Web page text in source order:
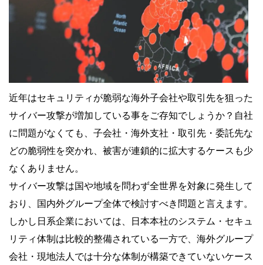
近年はセキュリティが脆弱な海外子会社や取引先を狙った
サイバー攻撃が増加している事をご存知でしょうか？自社
に問題がなくても、子会社・海外支社・取引先・委託先な
どの脆弱性を突かれ、被害が連鎖的に拡大するケースも少
なくありません。
サイバー攻撃は国や地域を問わず全世界を対象に発生して
おり、国内外グループ全体で検討すべき問題と言えます。
しかし日系企業においては、日本本社のシステム・セキュ
リティ体制は比較的整備されている一方で、海外グループ
会社・現地法人では十分な体制が構築できていないケース